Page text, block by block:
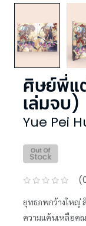
ศิษย์พี่แ
เล่มจบ)
Yue Pei
(
ยุทธภพกว้างใหญ่
ความแค้นเหลือค